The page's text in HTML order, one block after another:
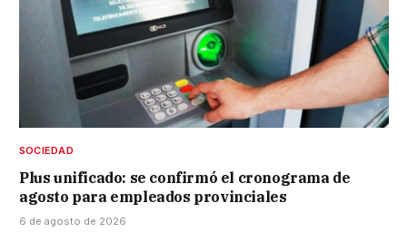
SOCIEDAD
Plus unificado: se confirmó el cronograma de
agosto para empleados provinciales
6 de agosto de 2026